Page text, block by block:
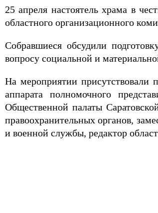
25 апреля настоятель храма в
областного организационного
Собравшиеся обсудили
вопросу социальной и
На мероприятии присутствовали
аппарата полномочного
Общественной палаты
правоохранительных органов,
и военной службы, редактор